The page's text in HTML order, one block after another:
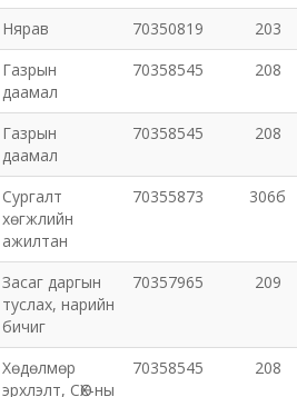
Нярав 70350819
203
Газрын
даамал
70358545 208
Газрын
даамал
70358545 208
Сургалт
хөгжлийн
ажилтан
70355873 306б
Засаг даргын
туслах, нарийн
бичиг
70357965 209
Хөдөлмөр
эрхлэлт, СӨХ-ны
70358545 208